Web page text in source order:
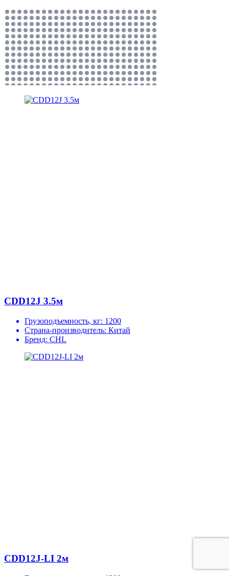
CDD12J 3.5м
Грузоподъемность, кг: 1200
Страна-производитель: Китай
Бренд: CHL
CDD12J-LI 2м